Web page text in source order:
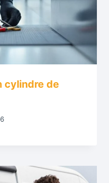
cylindre de